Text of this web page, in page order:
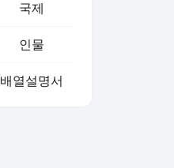
국제
인물
배열설명서